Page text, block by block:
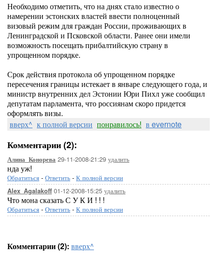
Необходимо отметить, что на днях стало известно о
намерении эстонских властей ввести полноценный
визовый режим для граждан России, проживающих в
Ленинградской и Псковской области. Ранее они имели
возможность посещать прибалтийскую страну в
упрощенном порядке.
Срок действия протокола об упрощенном порядке
пересечения границы истекает в январе следующего года, и
министр внутренних дел Эстонии Юри Пихл уже сообщил
депутатам парламента, что россиянам скоро придется
оформлять визы.
вверх^ к полной версии понравилось! в evernote
Комментарии (2):
Алина_Конорева 29-11-2008-21:29 удалить
нда уж!
Обратиться - Ответить - К полной версии
Alex_Agalakoff 01-12-2008-15:25 удалить
Что мона сказать С У К И ! ! !
Обратиться - Ответить - К полной версии
Комментарии (2): вверх^